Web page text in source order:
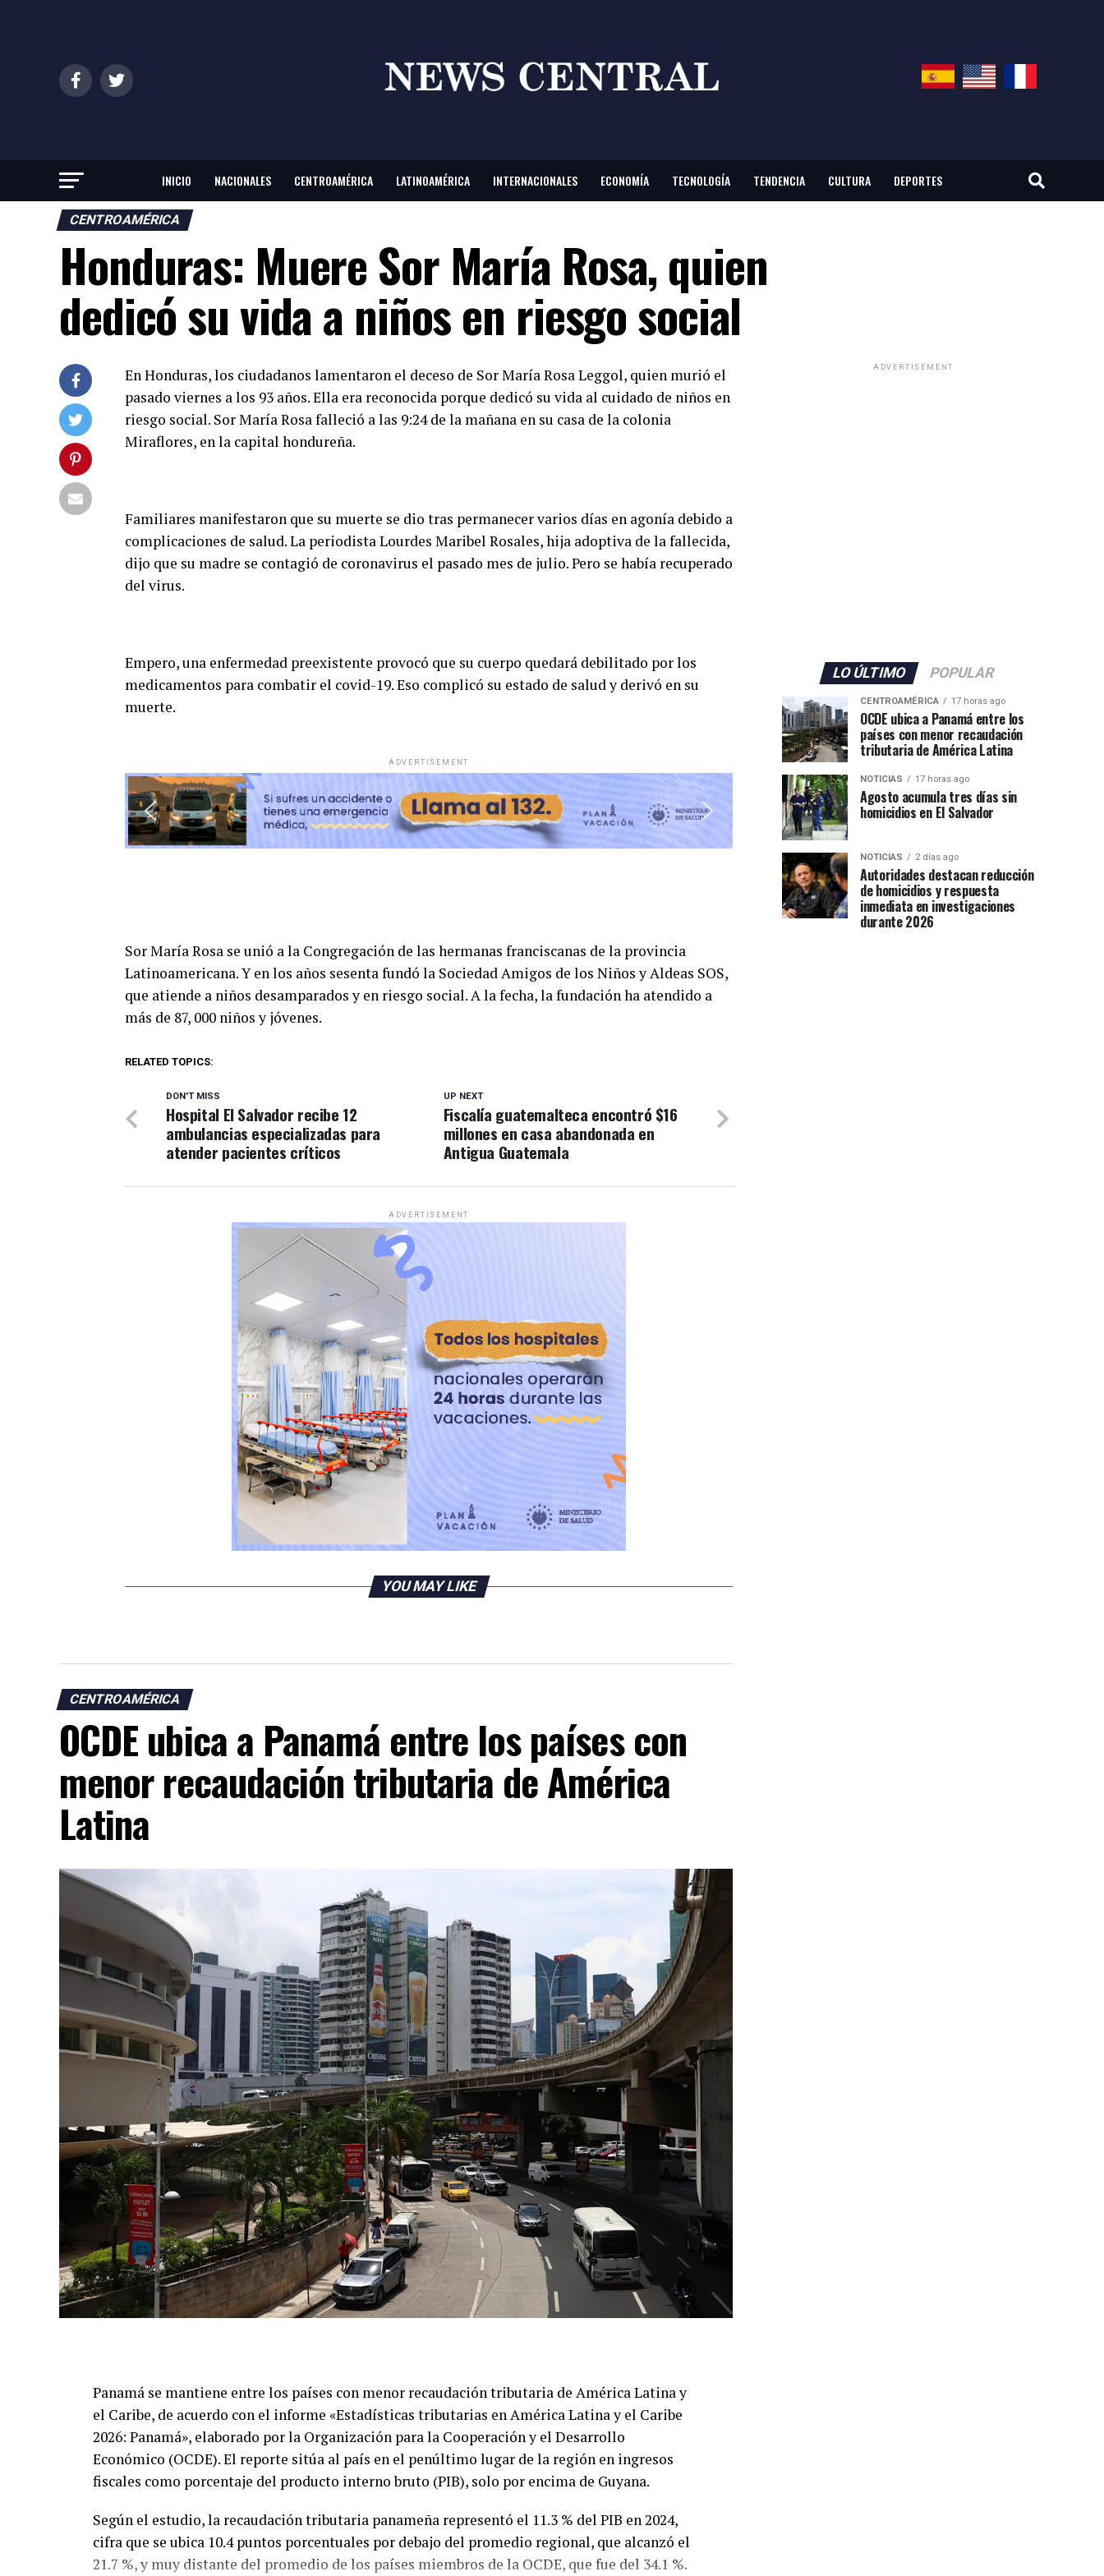
INICIO NACIONALES CENTROAMÉRICA LATINOAMÉRICA INTERNACIONALES ECONOMÍA TECNOLOGÍA TENDENCIA CULTURA DEPORTES
CENTROAMÉRICA
Honduras: Muere Sor María Rosa, quien
dedicó su vida a niños en riesgo social
En Honduras, los ciudadanos lamentaron el deceso de Sor María Rosa Leggol, quien murió el
pasado viernes a los 93 años. Ella era reconocida porque dedicó su vida al cuidado de niños en
riesgo social. Sor María Rosa falleció a las 9:24 de la mañana en su casa de la colonia
Miraflores, en la capital hondureña.
Familiares manifestaron que su muerte se dio tras permanecer varios días en agonía debido a
complicaciones de salud. La periodista Lourdes Maribel Rosales, hija adoptiva de la fallecida,
dijo que su madre se contagió de coronavirus el pasado mes de julio. Pero se había recuperado
del virus.
Empero, una enfermedad preexistente provocó que su cuerpo quedará debilitado por los
medicamentos para combatir el covid-19. Eso complicó su estado de salud y derivó en su
muerte.
ADVERTISEMENT
Sor María Rosa se unió a la Congregación de las hermanas franciscanas de la provincia
Latinoamericana. Y en los años sesenta fundó la Sociedad Amigos de los Niños y Aldeas SOS,
que atiende a niños desamparados y en riesgo social. A la fecha, la fundación ha atendido a
más de 87, 000 niños y jóvenes.
RELATED TOPICS:
UP NEXT
Fiscalía guatemalteca encontró $16
millones en casa abandonada en
Antigua Guatemala
DON'T MISS
Hospital El Salvador recibe 12
ambulancias especializadas para
atender pacientes críticos
ADVERTISEMENT
YOU MAY LIKE
CENTROAMÉRICA
OCDE ubica a Panamá entre los países con
menor recaudación tributaria de América
Latina
Panamá se mantiene entre los países con menor recaudación tributaria de América Latina y
el Caribe, de acuerdo con el informe «Estadísticas tributarias en América Latina y el Caribe
2026: Panamá», elaborado por la Organización para la Cooperación y el Desarrollo
Económico (OCDE). El reporte sitúa al país en el penúltimo lugar de la región en ingresos
fiscales como porcentaje del producto interno bruto (PIB), solo por encima de Guyana.
Según el estudio, la recaudación tributaria panameña representó el 11.3 % del PIB en 2024,
cifra que se ubica 10.4 puntos porcentuales por debajo del promedio regional, que alcanzó el
21.7 %, y muy distante del promedio de los países miembros de la OCDE, que fue del 34.1 %.
ADVERTISEMENT
LO ÚLTIMO POPULAR
CENTROAMÉRICA 17 horas ago
OCDE ubica a Panamá entre los
países con menor recaudación
tributaria de América Latina
NOTICIAS 17 horas ago
Agosto acumula tres días sin
homicidios en El Salvador
NOTICIAS 2 días ago
Autoridades destacan reducción
de homicidios y respuesta
inmediata en investigaciones
durante 2026